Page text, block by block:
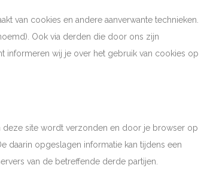
van cookies en andere aanverwante technieken.
Ook via derden die door ons zijn
informeren wij je over het gebruik van cookies op
deze site wordt verzonden en door je browser op
daarin opgeslagen informatie kan tijdens een
van de betreffende derde partijen.